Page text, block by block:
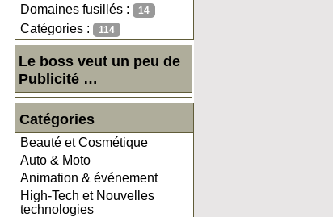
Domaines fusillés : 14
Catégories : 114
Le boss veut un peu de
Publicité …
Catégories
Beauté et Cosmétique
Auto & Moto
Animation & événement
High-Tech et Nouvelles
technologies